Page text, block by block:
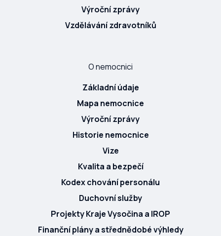
Výroční zprávy
Vzdělávání zdravotníků
O nemocnici
Základní údaje
Mapa nemocnice
Výroční zprávy
Historie nemocnice
Vize
Kvalita a bezpečí
Kodex chování personálu
Duchovní služby
Projekty Kraje Vysočina a IROP
Finanční plány a střednědobé výhledy